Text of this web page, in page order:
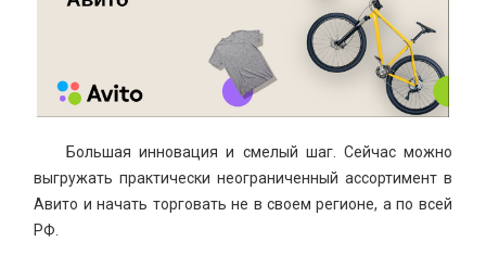
Интеграции
Контакты
О нас
Инструкции
Большая инновация и смелый шаг. Сейчас можно
выгружать практически неограниченный ассортимент в
Авито и начать торговать не в своем регионе, а по всей
РФ.